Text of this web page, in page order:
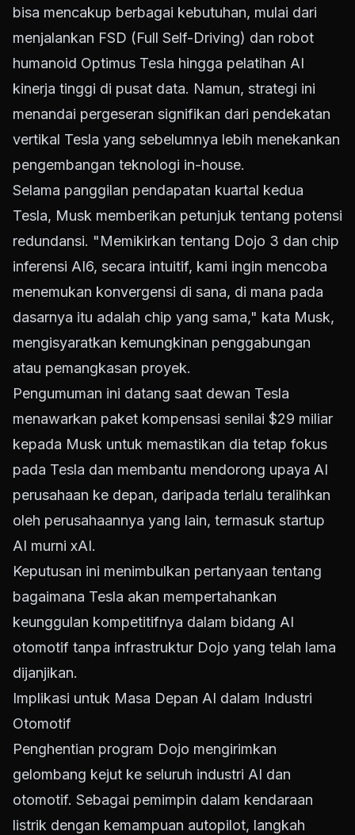
bisa mencakup berbagai kebutuhan, mulai dari
menjalankan FSD (Full Self-Driving) dan robot
humanoid Optimus Tesla hingga pelatihan AI
kinerja tinggi di pusat data. Namun, strategi ini
menandai pergeseran signifikan dari pendekatan
vertikal Tesla yang sebelumnya lebih menekankan
pengembangan teknologi in-house.
Selama panggilan pendapatan kuartal kedua
Tesla, Musk memberikan petunjuk tentang potensi
redundansi. "Memikirkan tentang Dojo 3 dan chip
inferensi AI6, secara intuitif, kami ingin mencoba
menemukan konvergensi di sana, di mana pada
dasarnya itu adalah chip yang sama," kata Musk,
mengisyaratkan kemungkinan penggabungan
atau pemangkasan proyek.
Pengumuman ini datang saat dewan Tesla
menawarkan paket kompensasi senilai $29 miliar
kepada Musk untuk memastikan dia tetap fokus
pada Tesla dan membantu mendorong upaya AI
perusahaan ke depan, daripada terlalu teralihkan
oleh perusahaannya yang lain, termasuk startup
AI murni xAI.
Keputusan ini menimbulkan pertanyaan tentang
bagaimana Tesla akan mempertahankan
keunggulan kompetitifnya dalam bidang AI
otomotif tanpa infrastruktur Dojo yang telah lama
dijanjikan.
Implikasi untuk Masa Depan AI dalam Industri
Otomotif
Penghentian program Dojo mengirimkan
gelombang kejut ke seluruh industri AI dan
otomotif. Sebagai pemimpin dalam kendaraan
listrik dengan kemampuan autopilot, langkah